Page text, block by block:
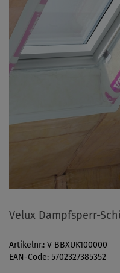
Velux Dampfsperr-
Artikelnr.: V BBXUK100000
EAN-Code: 5702327385352